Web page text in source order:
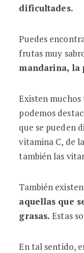
dificultades.
Puedes
frutas muy
mandarina, la
Existen
podemos
que se pueden
vitamina C, de
también las
También
aquellas que
grasas.Estas
En tal sentido,